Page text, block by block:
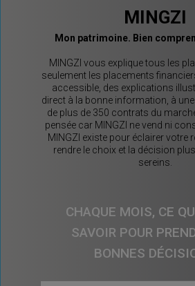
MINGZI
Mon patrimoine. Bien
MINGZI vous explique tous les
seulement les placements
accessible, des explications
direct à la bonne information, à
de plus de 350 contrats du
pensée car MINGZI ne vend ni
MINGZI existe pour éclairer votre
rendre le choix et la décision
sereins.
CHAQUE MOIS, CE
SAVOIR POUR
BONNES